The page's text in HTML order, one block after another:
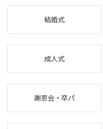
結婚式
成人式
謝恩会・卒パ